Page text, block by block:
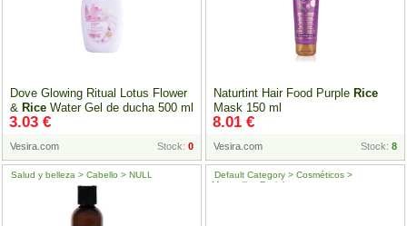
Dove Glowing Ritual Lotus Flower
& Rice Water Gel de ducha 500 ml
Vesira.com Stock: 0
3.03 €
Naturtint Hair Food Purple Rice
Mask 150 ml
Vesira.com Stock: 8
8.01 €
Salud y belleza > Cabello > NULL
Default Category > Cosméticos >
Mascarillas Faciales